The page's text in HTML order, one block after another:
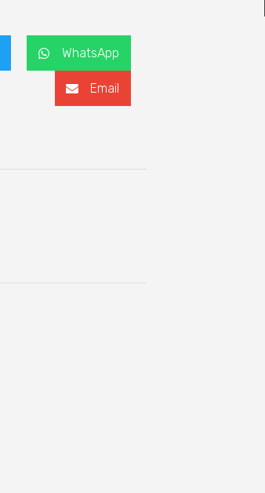
WhatsApp
Email